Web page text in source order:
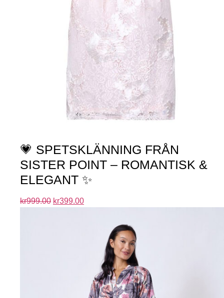
💗 SPETSKLÄNNING FRÅN
SISTER POINT – ROMANTISK &
ELEGANT ✨
kr999.00 kr399.00